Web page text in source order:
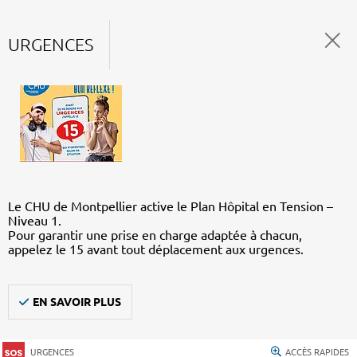
URGENCES
Le CHU de Montpellier active le Plan Hôpital en Tension –
Niveau 1.
Pour garantir une prise en charge adaptée à chacun,
appelez le 15 avant tout déplacement aux urgences.
EN SAVOIR PLUS
URGENCES ACCÈS RAPIDES